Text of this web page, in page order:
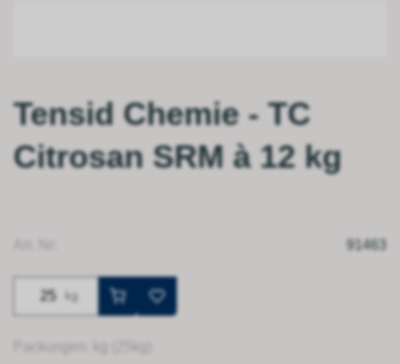
Tensid Chemie - TC
Citrosan SRM à 12 kg
91463
kg